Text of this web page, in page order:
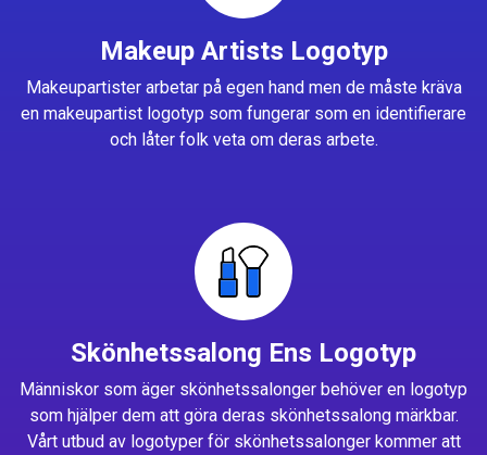
Makeup Artists Logotyp
Makeupartister arbetar på egen hand men de måste kräva
en makeupartist logotyp som fungerar som en identifierare
och låter folk veta om deras arbete.
Skönhetssalong Ens Logotyp
Människor som äger skönhetssalonger behöver en logotyp
som hjälper dem att göra deras skönhetssalong märkbar.
Vårt utbud av logotyper för skönhetssalonger kommer att